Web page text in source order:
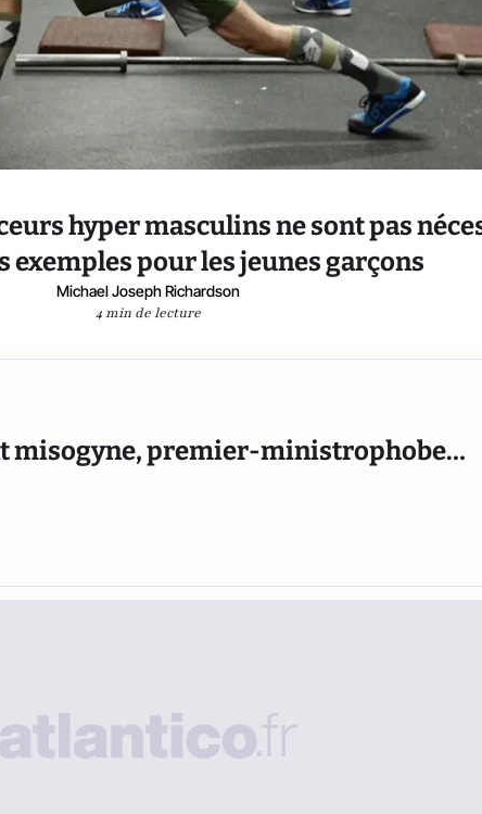
hyper masculins ne sont pas
exemples pour les jeunes garçons
Michael Joseph Richardson
4 min de lecture
misogyne, premier-ministrophobe…